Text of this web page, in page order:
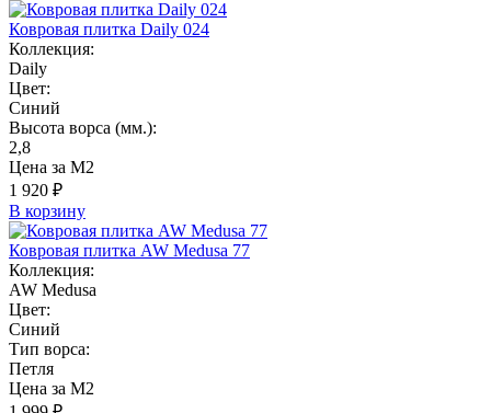
Ковровая плитка Daily 024
Коллекция:
Daily
Цвет:
Синий
Высота ворса (мм.):
2,8
Цена за М2
1 920 ₽
В корзину
Ковровая плитка AW Medusa 77
Коллекция:
AW Medusa
Цвет:
Синий
Тип ворса:
Петля
Цена за М2